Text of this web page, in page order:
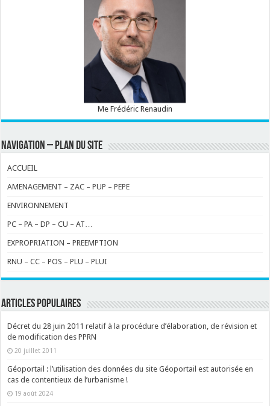
Me Frédéric Renaudin
NAVIGATION – PLAN DU SITE
ACCUEIL
AMENAGEMENT – ZAC – PUP – PEPE
ENVIRONNEMENT
PC – PA – DP – CU – AT…
EXPROPRIATION – PREEMPTION
RNU – CC – POS – PLU – PLUI
ARTICLES POPULAIRES
Décret du 28 juin 2011 relatif à la procédure d’élaboration, de révision et
de modification des PPRN
20 juillet 2011
Géoportail : l’utilisation des données du site Géoportail est autorisée en
cas de contentieux de l’urbanisme !
19 août 2024